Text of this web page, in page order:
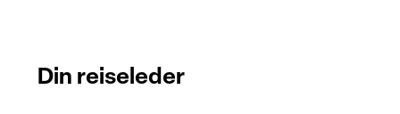
Din reiseleder